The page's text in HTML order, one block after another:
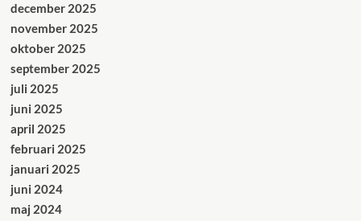
december 2025
november 2025
oktober 2025
september 2025
juli 2025
juni 2025
april 2025
februari 2025
januari 2025
juni 2024
maj 2024